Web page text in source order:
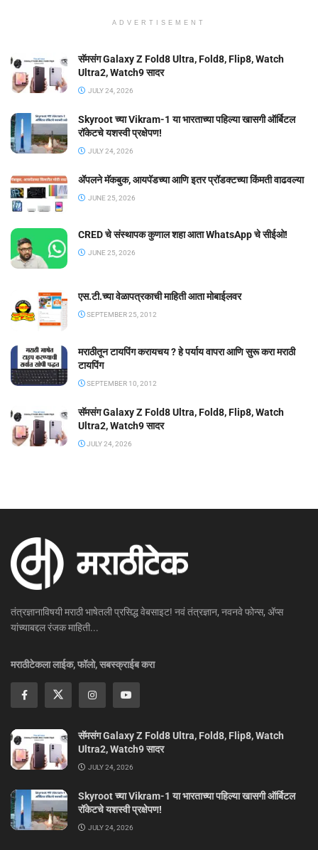
ADVERTISEMENT
सॅमसंग Galaxy Z Fold8 Ultra, Fold8, Flip8, Watch
Ultra2, Watch9 सादर
JULY 24, 2026
Skyroot च्या Vikram-1 या भारताच्या पहिल्या खासगी ऑर्बिटल
रॉकेटचे यशस्वी प्रक्षेपण!
JULY 24, 2026
ॲपलने मॅकबुक, आयपॅडच्या आणि इतर प्रॉडक्टच्या किंमती वाढवल्या
JUNE 25, 2026
CRED चे संस्थापक कुणाल शहा आता WhatsApp चे सीईओ!
JUNE 25, 2026
एस.टी.च्या वेळापत्रकाची माहिती आता मोबाईलवर
SEPTEMBER 25, 2012
मराठीतून टायपिंग करायचय ? हे पर्याय वापरा आणि सुरू करा मराठी
टायपिंग
SEPTEMBER 10, 2012
सॅमसंग Galaxy Z Fold8 Ultra, Fold8, Flip8, Watch
Ultra2, Watch9 सादर
JULY 24, 2026
तंत्रज्ञानाविषयी मराठी भाषेतली प्रसिद्ध वेबसाइट! नवं तंत्रज्ञान, नवनवे फोन्स, ॲप्स
यांच्याबद्दल रंजक माहिती...
मराठीटेकला लाईक, फॉलो, सबस्क्राईब करा
सॅमसंग Galaxy Z Fold8 Ultra, Fold8, Flip8, Watch
Ultra2, Watch9 सादर
JULY 24, 2026
Skyroot च्या Vikram-1 या भारताच्या पहिल्या खासगी ऑर्बिटल
रॉकेटचे यशस्वी प्रक्षेपण!
JULY 24, 2026